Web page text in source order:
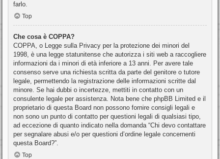
farlo.
Top
Che cosa è COPPA?
COPPA, o Legge sulla Privacy per la protezione dei minori del
1998, è una legge statunitense che autorizza i siti web a raccogliere
informazioni da i minori di età inferiore a 13 anni. Per avere tale
consenso serve una richiesta scritta da parte del genitore o tutore
legale, permettendo la registrazione delle informazioni scritte dal
minore. Se hai dubbi o incertezze, mettiti in contatto con un
consulente legale per assistenza. Nota bene che phpBB Limited e il
proprietario di questa Board non possono fornire consigli legali e
non sono un punto di contatto per questioni legali di qualsiasi tipo,
ad eccezione di quanto indicato nella domanda “Chi devo contattare
per segnalare abusi e/o per questioni d’ordine legale concernenti
questa Board?”.
Top